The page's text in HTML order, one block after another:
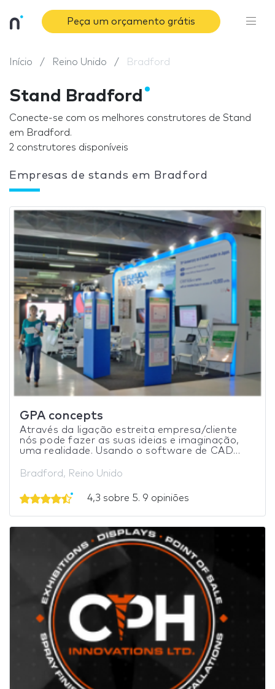
Peça um orçamento grátis
Início Reino Unido Bradford
Stand Bradford
Conecte-se com os melhores construtores de Stand
em Bradford.
2 construtores disponíveis
Empresas de stands em Bradford
GPA concepts
Através da ligação estreita empresa/cliente
nós pode fazer as suas ideias e imaginação,
uma realidade. Usando o software de CAD...
Bradford, Reino Unido
4,3 sobre 5. 9 opiniões